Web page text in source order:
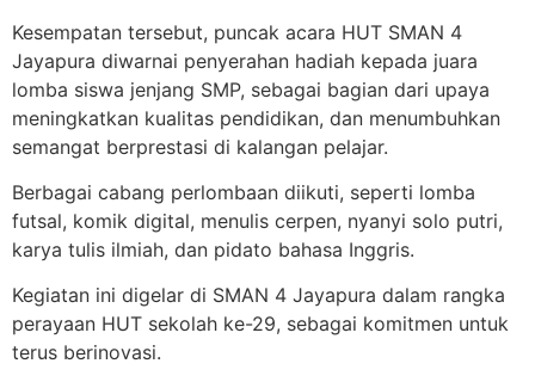
Kesempatan tersebut, puncak acara HUT SMAN 4
Jayapura diwarnai penyerahan hadiah kepada juara
lomba siswa jenjang SMP, sebagai bagian dari upaya
meningkatkan kualitas pendidikan, dan menumbuhkan
semangat berprestasi di kalangan pelajar.
Berbagai cabang perlombaan diikuti, seperti lomba
futsal, komik digital, menulis cerpen, nyanyi solo putri,
karya tulis ilmiah, dan pidato bahasa Inggris.
Kegiatan ini digelar di SMAN 4 Jayapura dalam rangka
perayaan HUT sekolah ke-29, sebagai komitmen untuk
terus berinovasi.